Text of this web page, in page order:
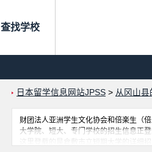
查找学校
日本留学信息网站JPSS > 从冈山县
财团法人亚洲学生文化协会和倍楽生（
大学院、短大、专门学校的招生信息正登
这里登载的是倉敷市立短期大学的详细